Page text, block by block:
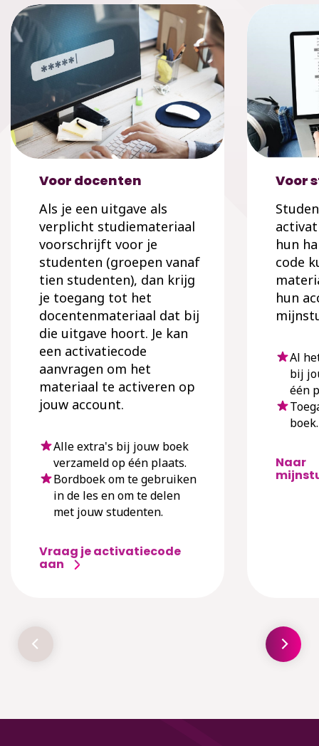
Voor docenten
Als je een uitgave als
verplicht studiemateriaal
voorschrijft voor je
studenten (groepen vanaf
tien studenten), dan krijg
je toegang tot het
docentenmateriaal dat bij
die uitgave hoort. Je kan
een activatiecode
aanvragen om het
materiaal te activeren op
jouw account.
Alle extra's bij jouw boek
verzameld op één plaats.
Bordboek om te gebruiken
in de les en om te delen
met jouw studenten.
Vraag je activatiecode
aan
Voor
hun
code
hun
Al
bij
één
boek.
Naar